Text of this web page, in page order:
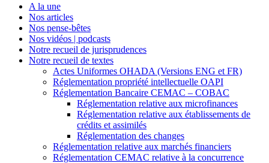
A la une
Nos articles
Nos pense-bêtes
Nos vidéos | podcasts
Notre recueil de jurisprudences
Notre recueil de textes
Actes Uniformes OHADA (Versions ENG et FR)
Réglementation propriété intellectuelle OAPI
Réglementation Bancaire CEMAC – COBAC
Réglementation relative aux microfinances
Réglementation relative aux établissements de
crédits et assimilés
Réglementation des changes
Réglementation relative aux marchés financiers
Réglementation CEMAC relative à la concurrence